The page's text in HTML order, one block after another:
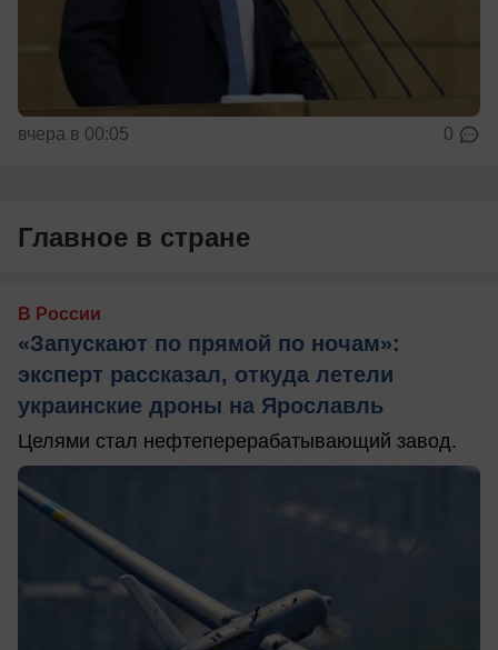
вчера в 00:05 0
Главное в стране
В России
«Запускают по прямой по ночам»:
эксперт рассказал, откуда летели
украинские дроны на Ярославль
Целями стал нефтеперерабатывающий завод.